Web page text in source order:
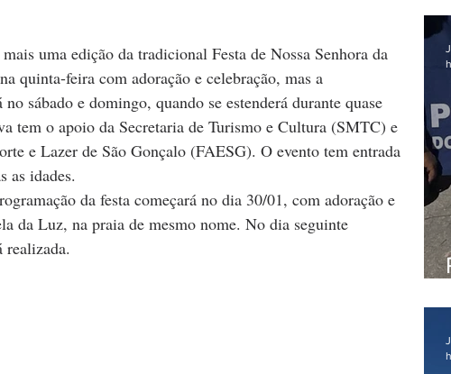
uma edição da tradicional Festa de Nossa Senhora da
quinta-feira com adoração e celebração, mas a
sábado e domingo, quando se estenderá durante quase
tem o apoio da Secretaria de Turismo e Cultura (SMTC) e
e Lazer de São Gonçalo (FAESG). O evento tem entrada
as idades.
da festa começará no dia 30/01, com adoração e
da Luz, na praia de mesmo nome. No dia seguinte
realizada.